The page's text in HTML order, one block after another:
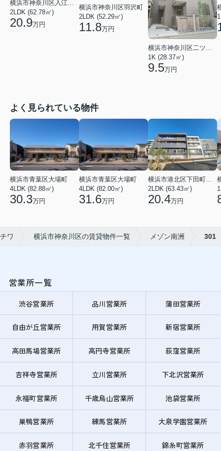
2LDK (62.78㎡)
20.9万円
横浜市神奈川区羽沢町
2LDK (52.29㎡)
11.8万円
1K (28.37㎡)
9.5万円
よく見られている物件
横浜市青葉区大場町
4LDK (82.88㎡)
30.3万円
横浜市青葉区大場町
4LDK (82.00㎡)
31.6万円
横浜市港北区下田町２丁目
2LDK (63.43㎡)
20.4万円
ワ 横浜市神奈川区の賃貸物件一覧 メゾン南洲 301
営業所一覧
渋谷営業所 品川営業所 蒲田営業所
自由が丘営業所 用賀営業所 新宿営業所
高田馬場営業所 高円寺営業所 荻窪営業所
吉祥寺営業所 立川営業所 下北沢営業所
永福町営業所 千歳烏山営業所 池袋営業所
巣鴨営業所 練馬営業所 大泉学園営業所
赤羽営業所 北千住営業所 錦糸町営業所